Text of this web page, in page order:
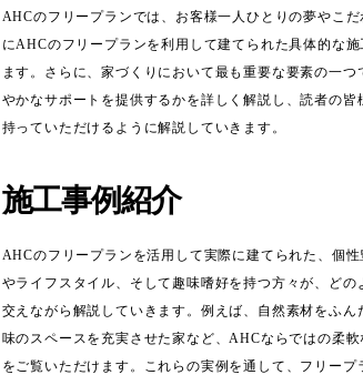
AHCのフリープランでは、お客様一人ひとりの夢やこ
にAHCのフリープランを利用して建てられた具体的な
ます。さらに、家づくりにおいて最も重要な要素の一
やかなサポートを提供するかを詳しく解説し、読者の
持っていただけるように解説していきます。
施工事例紹介
AHCのフリープランを活用して実際に建てられた、個
やライフスタイル、そして趣味嗜好を持つ方々が、ど
交えながら解説していきます。例えば、自然素材をふ
味のスペースを充実させた家など、AHCならではの柔
をご覧いただけます。これらの実例を通して、フリー